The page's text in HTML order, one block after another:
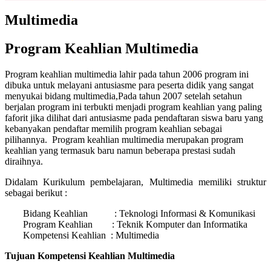
Multimedia
Program Keahlian Multimedia
Program keahlian multimedia lahir pada tahun 2006 program ini
dibuka untuk melayani antusiasme para peserta didik yang sangat
menyukai bidang multimedia,Pada tahun 2007 setelah setahun
berjalan program ini terbukti menjadi program keahlian yang paling
faforit jika dilihat dari antusiasme pada pendaftaran siswa baru yang
kebanyakan pendaftar memilih program keahlian sebagai
pilihannya. Program keahlian multimedia merupakan program
keahlian yang termasuk baru namun beberapa prestasi sudah
diraihnya.
Didalam Kurikulum pembelajaran, Multimedia memiliki struktur
sebagai berikut :
Bidang Keahlian : Teknologi Informasi & Komunikasi
Program Keahlian : Teknik Komputer dan Informatika
Kompetensi Keahlian : Multimedia
Tujuan Kompetensi Keahlian Multimedia